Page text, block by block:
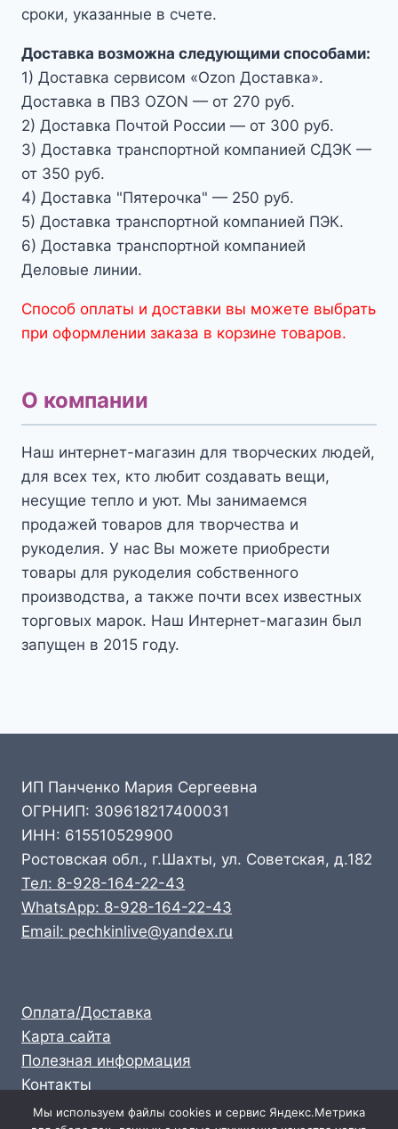
сроки, указанные в счете.
Доставка возможна следующими способами:
1) Доставка сервисом «Ozon Доставка».
Доставка в ПВЗ OZON — от 270 руб.
2) Доставка Почтой России — от 300 руб.
3) Доставка транспортной компанией СДЭК —
от 350 руб.
4) Доставка "Пятерочка" — 250 руб.
5) Доставка транспортной компанией ПЭК.
6) Доставка транспортной компанией
Деловые линии.
Способ оплаты и доставки вы можете выбрать
при оформлении заказа в корзине товаров.
О компании
Наш интернет-магазин для творческих людей,
для всех тех, кто любит создавать вещи,
несущие тепло и уют. Мы занимаемся
продажей товаров для творчества и
рукоделия. У нас Вы можете приобрести
товары для рукоделия собственного
производства, а также почти всех известных
торговых марок. Наш Интернет-магазин был
запущен в 2015 году.
ИП Панченко Мария Сергеевна
ОГРНИП: 309618217400031
ИНН: 615510529900
Ростовская обл., г.Шахты, ул. Советская, д.182
Тел: 8-928-164-22-43
WhatsApp: 8-928-164-22-43
Email: pechkinlive@yandex.ru
Оплата/Доставка
Карта сайта
Полезная информация
Контакты
Личный кабинет
Мы используем файлы cookies и сервис Яндекс.Метрика